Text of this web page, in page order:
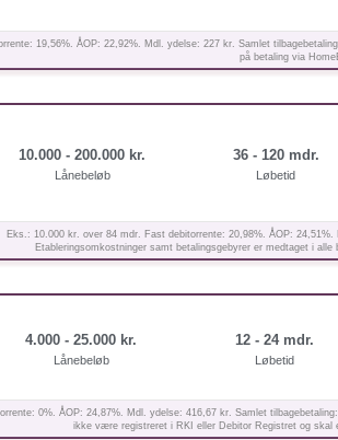
19,56%. ÅOP: 22,92%. Mdl. ydelse: 227 kr. Samlet
på betaling via
10.000 - 200.000 kr.
Lånebeløb
36 - 120 mdr.
Løbetid
Eks.: 10.000 kr. over 84 mdr. Fast debitorrente: 20,98%. ÅOP:
Etableringsomkostninger samt betalingsgebyrer er medtaget i
4.000 - 25.000 kr.
Lånebeløb
12 - 24 mdr.
Løbetid
0%. ÅOP: 24,87%. Mdl. ydelse: 416,67 kr. Samlet
ikke være registreret i RKI eller Debitor Registret og skal